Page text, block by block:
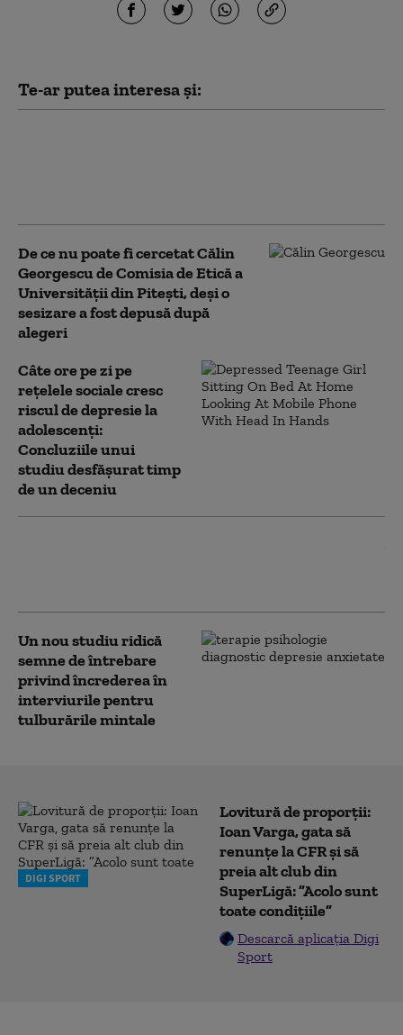
Te-ar putea interesa și:
De ce nu poate fi cercetat Călin
Georgescu de Comisia de Etică a
Universității din Pitești, deși o
sesizare a fost depusă după
alegeri
Câte ore pe zi pe
rețelele sociale cresc
riscul de depresie la
adolescenți:
Concluziile unui
studiu desfășurat timp
de un deceniu
Un nou studiu ridică
semne de întrebare
privind încrederea în
interviurile pentru
tulburările mintale
DIGI SPORT
Lovitură de proporții:
Ioan Varga, gata să
renunțe la CFR și să
preia alt club din
SuperLigă: ”Acolo sunt
toate condițiile”
Descarcă aplicația Digi
Sport